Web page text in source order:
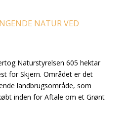
NATUR VED
Naturstyrelsen 605 hektar
for Skjern. Området er det
landbrugsområde, som
inden for Aftale om et Grønt